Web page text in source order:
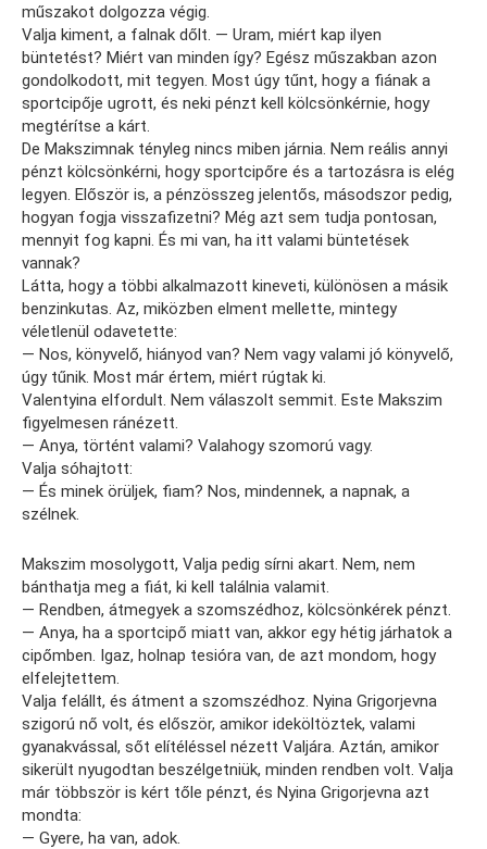
műszakot dolgozza végig.
Valja kiment, a falnak dőlt. — Uram, miért kap ilyen
büntetést? Miért van minden így? Egész műszakban azon
gondolkodott, mit tegyen. Most úgy tűnt, hogy a fiának a
sportcipője ugrott, és neki pénzt kell kölcsönkérnie, hogy
megtérítse a kárt.
De Makszimnak tényleg nincs miben járnia. Nem reális annyi
pénzt kölcsönkérni, hogy sportcipőre és a tartozásra is elég
legyen. Először is, a pénzösszeg jelentős, másodszor pedig,
hogyan fogja visszafizetni? Még azt sem tudja pontosan,
mennyit fog kapni. És mi van, ha itt valami büntetések
vannak?
Látta, hogy a többi alkalmazott kineveti, különösen a másik
benzinkutas. Az, miközben elment mellette, mintegy
véletlenül odavetette:
— Nos, könyvelő, hiányod van? Nem vagy valami jó könyvelő,
úgy tűnik. Most már értem, miért rúgtak ki.
Valentyina elfordult. Nem válaszolt semmit. Este Makszim
figyelmesen ránézett.
— Anya, történt valami? Valahogy szomorú vagy.
Valja sóhajtott:
— És minek örüljek, fiam? Nos, mindennek, a napnak, a
szélnek.
Makszim mosolygott, Valja pedig sírni akart. Nem, nem
bánthatja meg a fiát, ki kell találnia valamit.
— Rendben, átmegyek a szomszédhoz, kölcsönkérek pénzt.
— Anya, ha a sportcipő miatt van, akkor egy hétig járhatok a
cipőmben. Igaz, holnap tesióra van, de azt mondom, hogy
elfelejtettem.
Valja felállt, és átment a szomszédhoz. Nyina Grigorjevna
szigorú nő volt, és először, amikor ideköltöztek, valami
gyanakvással, sőt elítéléssel nézett Valjára. Aztán, amikor
sikerült nyugodtan beszélgetniük, minden rendben volt. Valja
már többször is kért tőle pénzt, és Nyina Grigorjevna azt
mondta:
— Gyere, ha van, adok.